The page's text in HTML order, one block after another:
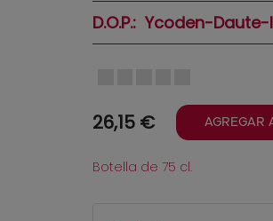
D.O.P. Ycoden-
26,15 €
Botella de 75 cl.